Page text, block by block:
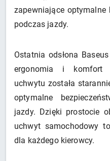
zapewniające
podczas jazdy.
Ostatnia odsłona
ergonomia i komfort
uchwytu została
optymalne
jazdy. Dzięki prostocie
uchwyt samochodowy
dla każdego kierowcy.